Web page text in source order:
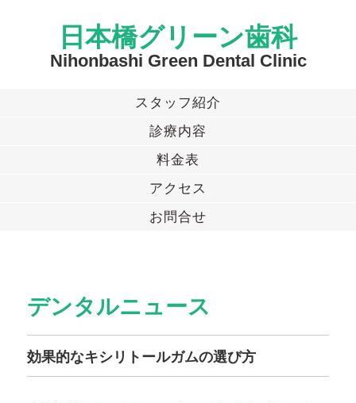
日本橋グリーン歯科
Nihonbashi Green Dental Clinic
スタッフ紹介
診療内容
料金表
アクセス
お問合せ
デンタルニュース
効果的なキシリトールガムの選び方